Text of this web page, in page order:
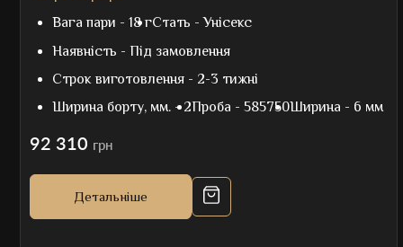
Вага пари - 18 гСтать -Унісекс
Наявність - Під замовлення
Строк виготовлення - 2-3 тижні
Ширина борту, мм. -2Проба - 585750Ширина - 6 мм
92 310 грн
Детальніше